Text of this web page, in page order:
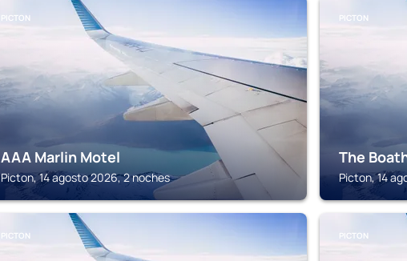
PICTON
AAA Marlin Motel
Picton, 14 agosto 2026, 2 noches
PICTON
The
Picton, 14
PICTON PICTON